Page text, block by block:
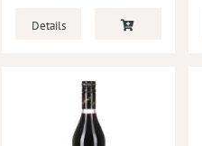
Details